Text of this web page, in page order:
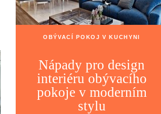
OBÝVACÍ POKOJ V KUCHYNI
Nápady pro design
interiéru obývacího
pokoje v moderním
stylu